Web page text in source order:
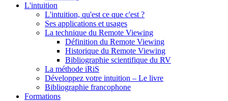
L'intuition
L'intuition, qu'est ce que c'est ?
Ses applications et usages
La technique du Remote Viewing
Définition du Remote Viewing
Historique du Remote Viewing
Bibliographie scientifique du RV
La méthode iRiS
Développez votre intuition – Le livre
Bibliographie francophone
Formations